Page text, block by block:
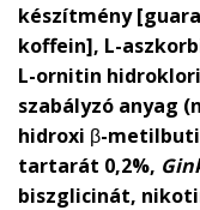
készítmény
koffein], L-
L-ornitin
szabályzó anyag
hidroxi β-
tartarát 0,2%,
biszglicinát,